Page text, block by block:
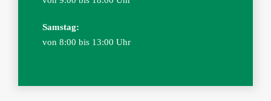
Samstag:
von 8:00 bis 13:00 Uhr